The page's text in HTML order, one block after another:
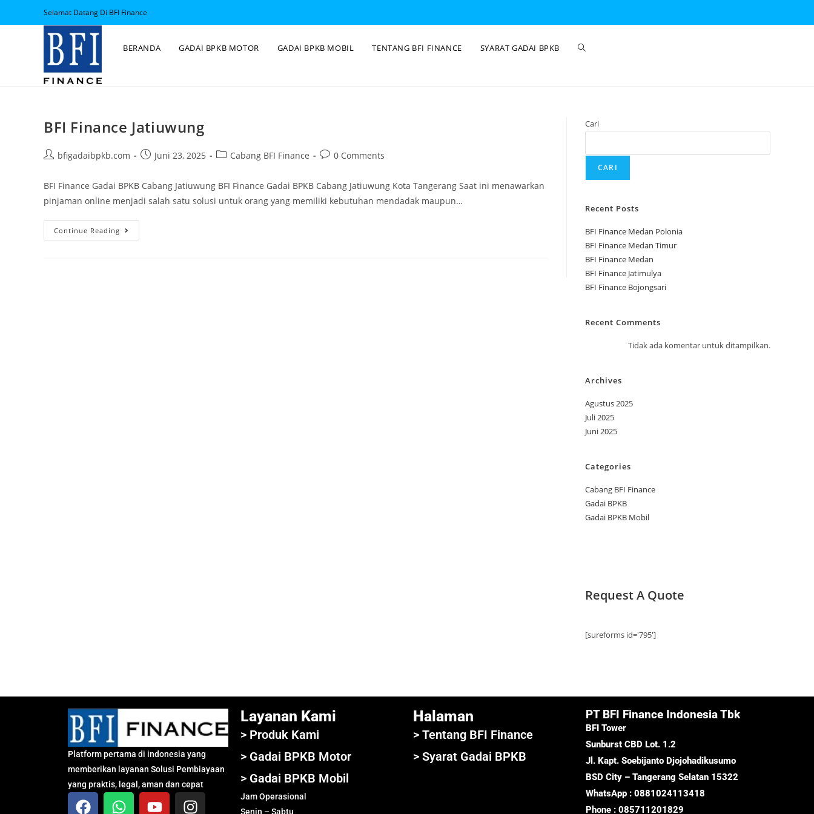
Selamat Datang Di BFI Finance
BERANDA GADAI BPKB MOTOR GADAI BPKB MOBIL TENTANG BFI FINANCE SYARAT GADAI BPKB
BFI Finance Jatiuwung
bfigadaibpkb.com Juni 23, 2025 Cabang BFI Finance 0 Comments
BFI Finance Gadai BPKB Cabang Jatiuwung BFI Finance Gadai BPKB Cabang Jatiuwung Kota Tangerang Saat ini menawarkan
pinjaman online menjadi salah satu solusi untuk orang yang memiliki kebutuhan mendadak maupun…
Continue Reading
Cari
CARI
Recent Posts
BFI Finance Medan Polonia
BFI Finance Medan Timur
BFI Finance Medan
BFI Finance Jatimulya
BFI Finance Bojongsari
Recent Comments
Tidak ada komentar untuk ditampilkan.
Archives
Agustus 2025
Juli 2025
Juni 2025
Categories
Cabang BFI Finance
Gadai BPKB
Gadai BPKB Mobil
Request A Quote
[sureforms id='795']
Platform pertama di indonesia yang
memberikan layanan Solusi Pembiayaan
yang praktis, legal, aman dan cepat
Layanan Kami
> Produk Kami
> Gadai BPKB Motor
> Gadai BPKB Mobil
Jam Operasional
Senin – Sabtu
Halaman
> Tentang BFI Finance
> Syarat Gadai BPKB
PT BFI Finance Indonesia Tbk
BFI Tower
Sunburst CBD Lot. 1.2
Jl. Kapt. Soebijanto Djojohadikusumo
BSD City – Tangerang Selatan 15322
WhatsApp : 0881024113418
Phone : 085711201829